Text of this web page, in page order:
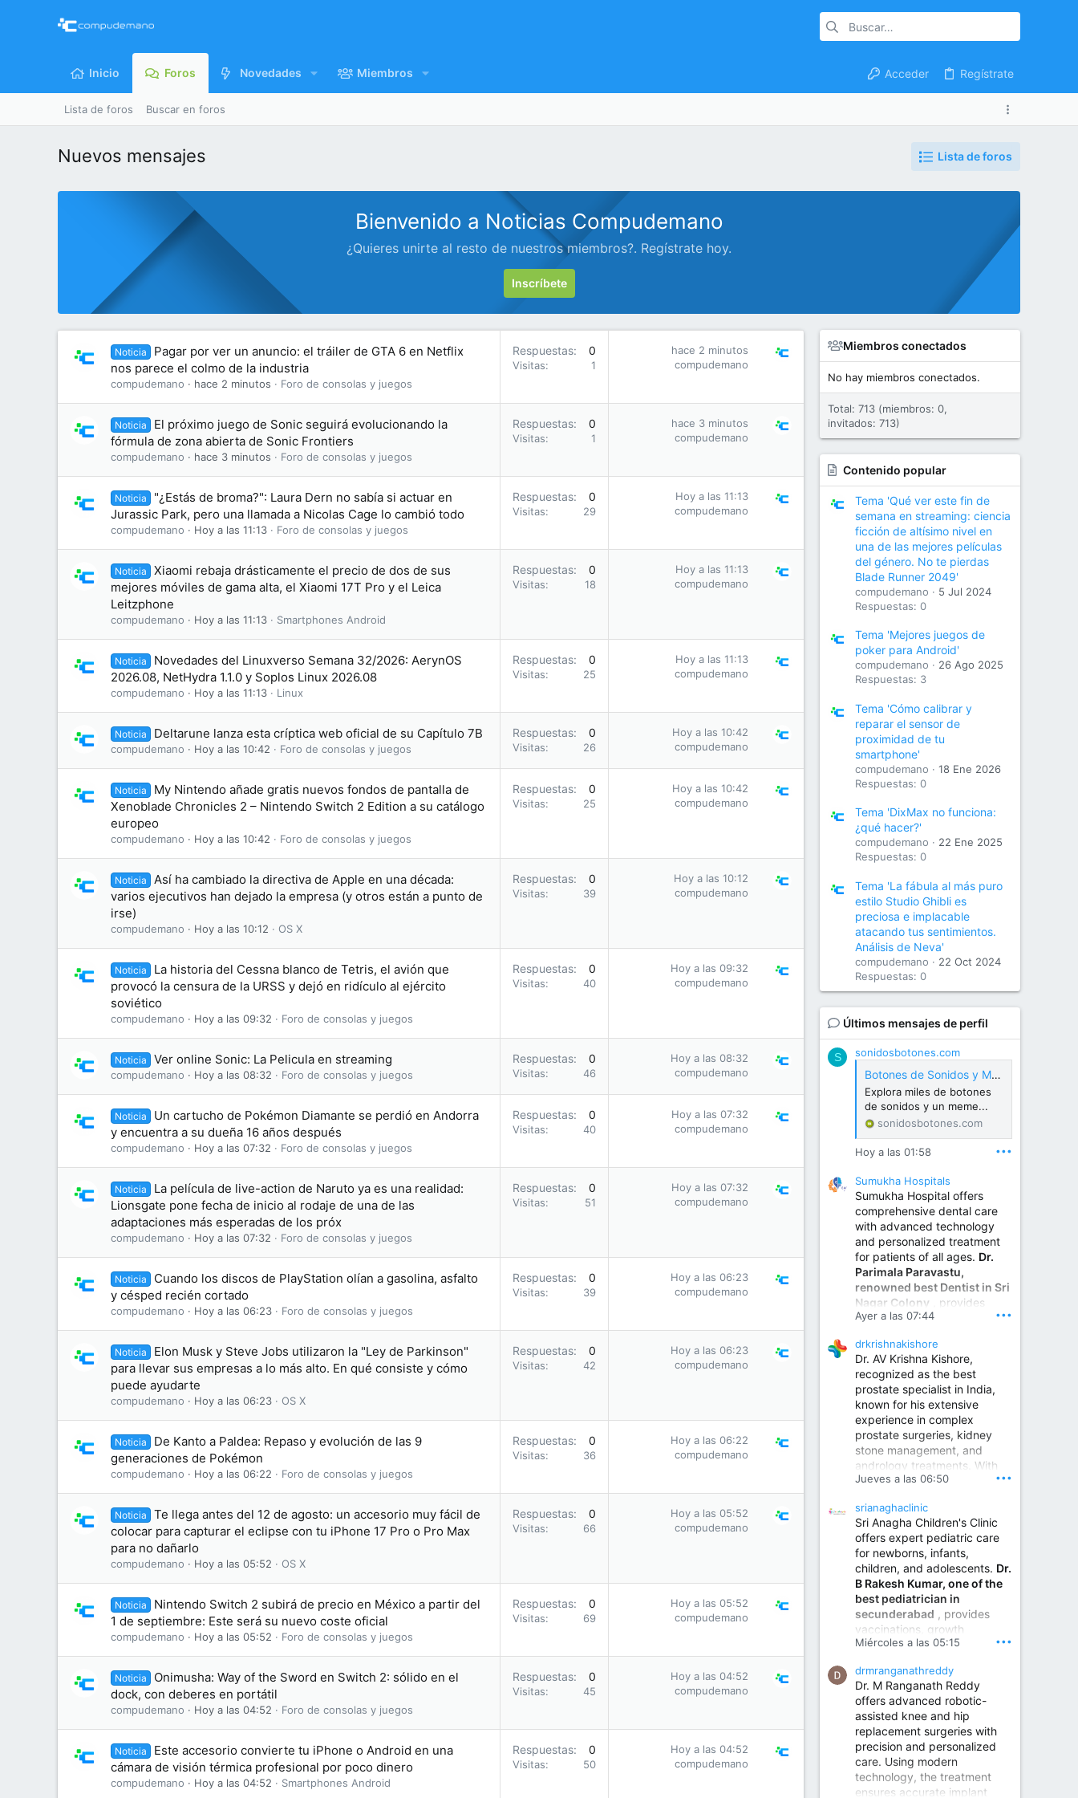
Inicio Foros Novedades Miembros Acceder Regístrate
Lista de foros Buscar en foros
Nuevos mensajes Lista de foros
Bienvenido a Noticias Compudemano
¿Quieres unirte al resto de nuestros miembros?. Regístrate hoy.
Inscríbete
Noticia
Pagar por ver un anuncio: el tráiler de GTA 6 en Netflix
nos parece el colmo de la industria
compudemano hace 2 minutos Foro de consolas y juegos
Respuestas 0
Visitas 1
hace 2 minutos
compudemano
Noticia
El próximo juego de Sonic seguirá evolucionando la
fórmula de zona abierta de Sonic Frontiers
compudemano hace 3 minutos Foro de consolas y juegos
Respuestas 0
Visitas 1
hace 3 minutos
compudemano
Noticia
"¿Estás de broma?": Laura Dern no sabía si actuar en
Jurassic Park, pero una llamada a Nicolas Cage lo cambió todo
compudemano Hoy a las 11:13 Foro de consolas y juegos
Respuestas 0
Visitas 29
Hoy a las 11:13
compudemano
Noticia
Xiaomi rebaja drásticamente el precio de dos de sus
mejores móviles de gama alta, el Xiaomi 17T Pro y el Leica
Leitzphone
compudemano Hoy a las 11:13 Smartphones Android
Respuestas 0
Visitas 18
Hoy a las 11:13
compudemano
Noticia
Novedades del Linuxverso Semana 32/2026: AerynOS
2026.08, NetHydra 1.1.0 y Soplos Linux 2026.08
compudemano Hoy a las 11:13 Linux
Respuestas 0
Visitas 25
Hoy a las 11:13
compudemano
Noticia Deltarune lanza esta críptica web oficial de su Capítulo 7B
compudemano Hoy a las 10:42 Foro de consolas y juegos
Respuestas 0
Visitas 26
Hoy a las 10:42
compudemano
Noticia
My Nintendo añade gratis nuevos fondos de pantalla de
Xenoblade Chronicles 2 – Nintendo Switch 2 Edition a su catálogo
europeo
compudemano Hoy a las 10:42 Foro de consolas y juegos
Respuestas 0
Visitas 25
Hoy a las 10:42
compudemano
Noticia
Así ha cambiado la directiva de Apple en una década:
varios ejecutivos han dejado la empresa (y otros están a punto de
irse)
compudemano Hoy a las 10:12 OS X
Respuestas 0
Visitas 39
Hoy a las 10:12
compudemano
Noticia
La historia del Cessna blanco de Tetris, el avión que
provocó la censura de la URSS y dejó en ridículo al ejército
soviético
compudemano Hoy a las 09:32 Foro de consolas y juegos
Respuestas 0
Visitas 40
Hoy a las 09:32
compudemano
Noticia Ver online Sonic: La Pelicula en streaming
compudemano Hoy a las 08:32 Foro de consolas y juegos
Respuestas 0
Visitas 46
Hoy a las 08:32
compudemano
Noticia
Un cartucho de Pokémon Diamante se perdió en Andorra
y encuentra a su dueña 16 años después
compudemano Hoy a las 07:32 Foro de consolas y juegos
Respuestas 0
Visitas 40
Hoy a las 07:32
compudemano
Noticia
La película de live-action de Naruto ya es una realidad:
Lionsgate pone fecha de inicio al rodaje de una de las
adaptaciones más esperadas de los próx
compudemano Hoy a las 07:32 Foro de consolas y juegos
Respuestas 0
Visitas 51
Hoy a las 07:32
compudemano
Noticia
Cuando los discos de PlayStation olían a gasolina, asfalto
y césped recién cortado
compudemano Hoy a las 06:23 Foro de consolas y juegos
Respuestas 0
Visitas 39
Hoy a las 06:23
compudemano
Noticia
Elon Musk y Steve Jobs utilizaron la "Ley de Parkinson"
para llevar sus empresas a lo más alto. En qué consiste y cómo
puede ayudarte
compudemano Hoy a las 06:23 OS X
Respuestas 0
Visitas 42
Hoy a las 06:23
compudemano
Noticia
De Kanto a Paldea: Repaso y evolución de las 9
generaciones de Pokémon
compudemano Hoy a las 06:22 Foro de consolas y juegos
Respuestas 0
Visitas 36
Hoy a las 06:22
compudemano
Noticia
Te llega antes del 12 de agosto: un accesorio muy fácil de
colocar para capturar el eclipse con tu iPhone 17 Pro o Pro Max
para no dañarlo
compudemano Hoy a las 05:52 OS X
Respuestas 0
Visitas 66
Hoy a las 05:52
compudemano
Noticia
Nintendo Switch 2 subirá de precio en México a partir del
1 de septiembre: Este será su nuevo coste oficial
compudemano Hoy a las 05:52 Foro de consolas y juegos
Respuestas 0
Visitas 69
Hoy a las 05:52
compudemano
Noticia
Onimusha: Way of the Sword en Switch 2: sólido en el
dock, con deberes en portátil
compudemano Hoy a las 04:52 Foro de consolas y juegos
Respuestas 0
Visitas 45
Hoy a las 04:52
compudemano
Noticia
Este accesorio convierte tu iPhone o Android en una
cámara de visión térmica profesional por poco dinero
compudemano Hoy a las 04:52 Smartphones Android
Respuestas 0
Visitas 50
Hoy a las 04:52
compudemano
Miembros conectados
No hay miembros conectados.
Total: 713 (miembros: 0,
invitados: 713)
Contenido popular
Tema 'Qué ver este fin de
semana en streaming: ciencia
ficción de altísimo nivel en
una de las mejores películas
del género. No te pierdas
Blade Runner 2049'
compudemano
5 Jul 2024
Respuestas: 0
Tema 'Mejores juegos de
poker para Android'
compudemano
26 Ago 2025
Respuestas: 3
Tema 'Cómo calibrar y
reparar el sensor de
proximidad de tu
smartphone'
compudemano
18 Ene 2026
Respuestas: 0
Tema 'DixMax no funciona:
¿qué hacer?'
compudemano
22 Ene 2025
Respuestas: 0
Tema 'La fábula al más puro
estilo Studio Ghibli es
preciosa e implacable
atacando tus sentimientos.
Análisis de Neva'
compudemano
22 Oct 2024
Respuestas: 0
Últimos mensajes de perfil
S sonidosbotones.com
Botones de Sonidos y Meme Soundboard Gratis
Explora miles de botones
de sonidos y un meme...
sonidosbotones.com
Hoy a las 01:58 •••
Sumukha Hospitals
Sumukha Hospital offers
comprehensive dental care
with advanced technology
and personalized treatment
for patients of all ages. Dr.
Parimala Paravastu,
renowned best Dentist in Sri
Nagar Colony , provides
expert care for tooth pain,
treatment, dental implants,
smile designing, cosmetic
dentistry.
Sumukha Hospital | Ear, Nose & Throat, Dental & Maxillofacial Surgery Center
www.sumukhahospitals.co
m
Ayer a las 07:44 •••
drkrishnakishore
Dr. AV Krishna Kishore,
recognized as the best
prostate specialist in India,
known for his extensive
experience in complex
prostate surgeries, kidney
stone management, and
andrology treatments. With
years of surgical practice and
invasive and robotic
techniques.
Best Urologist in Vijayawada | Urology Specialist in Vijayawada
Dr. A. V. Krishna Kishore,
the Best Urologist...
www.drkrishnakishore.com
Jueves a las 06:50 •••
srianaghaclinic
Sri Anagha Children's Clinic
offers expert pediatric care
for newborns, infants,
children, and adolescents. Dr.
B Rakesh Kumar, one of the
best pediatrician in
secunderabad , provides
vaccinations, growth
monitoring, newborn care,
illnesses, nutrition guidance,
and preventive healthcare in
a child-friendly environment.
Children Hospital in Secunderabad | Best Pediatrician in Hyderabad | Neonatologist in Medchal
Our pediatrician and
Neonatologist team at...
Miércoles a las 05:15 •••
drmranganathreddy
Dr. M Ranganath Reddy
offers advanced robotic-
assisted knee and hip
replacement surgeries with
precision and personalized
care. Using modern
technology, the treatment
ensures accurate implant